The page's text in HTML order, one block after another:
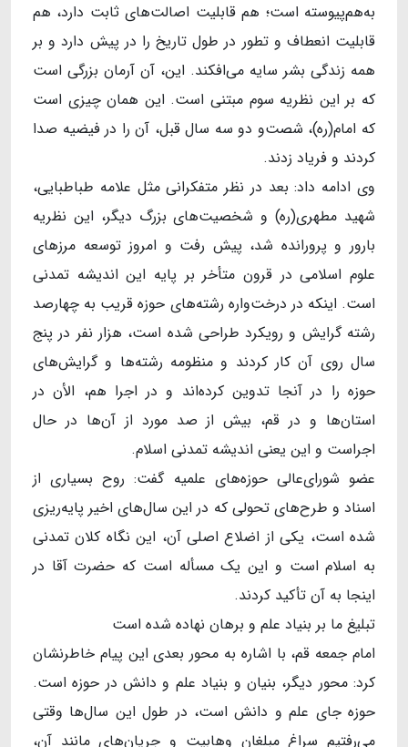
به‌هم‌پیوسته است؛ هم قابلیت اصالت‌های ثابت دارد، هم
قابلیت انعطاف و تطور در طول تاریخ را در پیش دارد و بر
همه زندگی بشر سایه می‌افکند. این، آن آرمان بزرگی است
که بر این نظریه سوم مبتنی است. این همان چیزی است
که امام(ره)، شصت‌و دو سه سال قبل، آن را در فیضیه صدا
کردند و فریاد زدند.
وی ادامه داد: بعد در نظر متفکرانی مثل علامه طباطبایی،
شهید مطهری(ره) و شخصیت‌های بزرگ دیگر، این نظریه
بارور و پرورانده شد، پیش رفت و امروز توسعه مرزهای
علوم اسلامی در قرون متأخر بر پایه این اندیشه تمدنی
است. اینکه در درخت‌واره رشته‌های حوزه قریب به چهارصد
رشته گرایش و رویکرد طراحی شده است، هزار نفر در پنج
سال روی آن کار کردند و منظومه رشته‌ها و گرایش‌های
حوزه را در آنجا تدوین کرده‌اند و در اجرا هم، الأن در
استان‌ها و در قم، بیش از صد مورد از آن‌ها در حال
اجراست و این یعنی اندیشه تمدنی اسلام.
عضو شورای‌عالی حوزه‌های علمیه گفت: روح بسیاری از
اسناد و طرح‌های تحولی که در این سال‌های اخیر پایه‌ریزی
شده است، یکی از اضلاع اصلی آن، این نگاه کلان تمدنی
به اسلام است و این یک مسأله است که حضرت آقا در
اینجا به آن تأکید کردند.
تبلیغ ما بر بنیاد علم و برهان نهاده شده است
امام جمعه قم، با اشاره به محور بعدی این پیام خاطرنشان
کرد: محور دیگر، بنیان و بنیاد علم و دانش در حوزه است.
حوزه جای علم و دانش است، در طول این سال‌ها وقتی
می‌رفتیم سراغ مبلغان وهابیت و جریان‌های مانند آن،